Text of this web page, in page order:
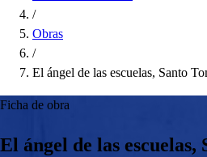
/
Obras
/
El ángel de las escuelas, Santo
Ficha de obra
El ángel de las escuelas,